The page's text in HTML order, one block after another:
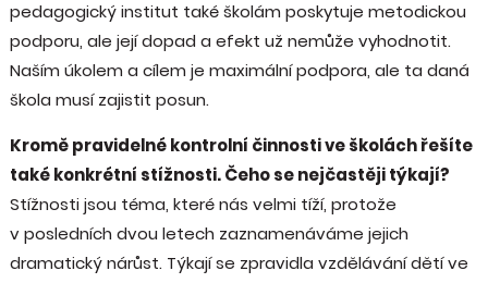
pedagogický institut také školám poskytuje metodickou
podporu, ale její dopad a efekt už nemůže vyhodnotit.
Naším úkolem a cílem je maximální podpora, ale ta daná
škola musí zajistit posun.
Kromě pravidelné kontrolní činnosti ve školách řešíte
také konkrétní stížnosti. Čeho se nejčastěji týkají?
Stížnosti jsou téma, které nás velmi tíží, protože
v posledních dvou letech zaznamenáváme jejich
dramatický nárůst. Týkají se zpravidla vzdělávání dětí ve